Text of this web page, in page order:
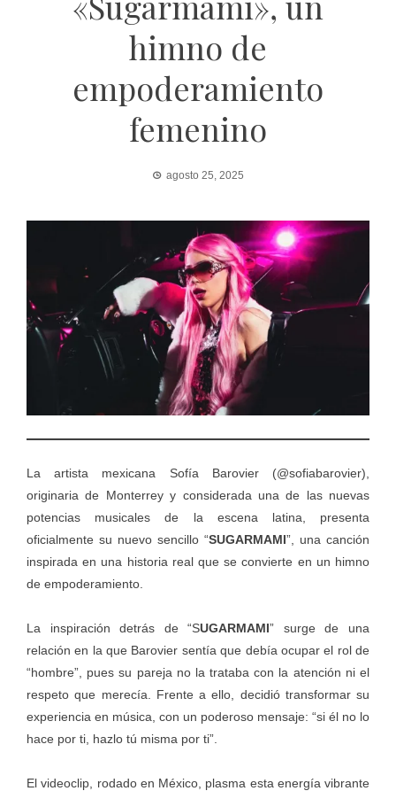
himno de
empoderamiento
femenino
agosto 25, 2025
La artista mexicana Sofía Barovier (@sofiabarovier),
originaria de Monterrey y considerada una de las nuevas
potencias musicales de la escena latina, presenta
oficialmente su nuevo sencillo “SUGARMAMI”, una canción
inspirada en una historia real que se convierte en un himno
de empoderamiento.
La inspiración detrás de “SUGARMAMI” surge de una
relación en la que Barovier sentía que debía ocupar el rol de
“hombre”, pues su pareja no la trataba con la atención ni el
respeto que merecía. Frente a ello, decidió transformar su
experiencia en música, con un poderoso mensaje: “si él no lo
hace por ti, hazlo tú misma por ti”.
El videoclip, rodado en México, plasma esta energía vibrante